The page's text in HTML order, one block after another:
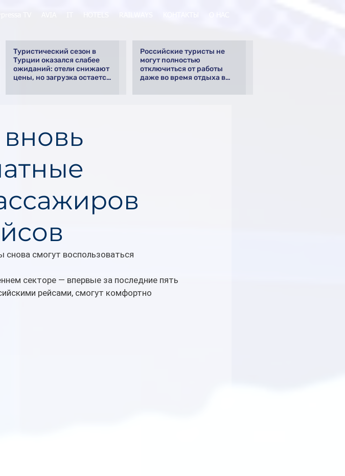
Туристический сезон в
Турции оказался слабее
ожиданий: отели снижают
цены, но загрузка остается
Российские туристы не
могут полностью
отключиться от работы
даже во время отдыха в
снова смогут воспользоваться
секторе — впервые за последние пять
рейсами, смогут комфортно